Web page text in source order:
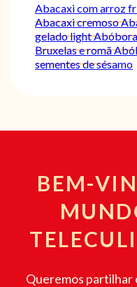
Abacaxi com arroz
Abacaxi cremoso
gelado lightAbóbora
Bruxelas e romã
sementes de sésamo
BEM-
Queremos partilhar